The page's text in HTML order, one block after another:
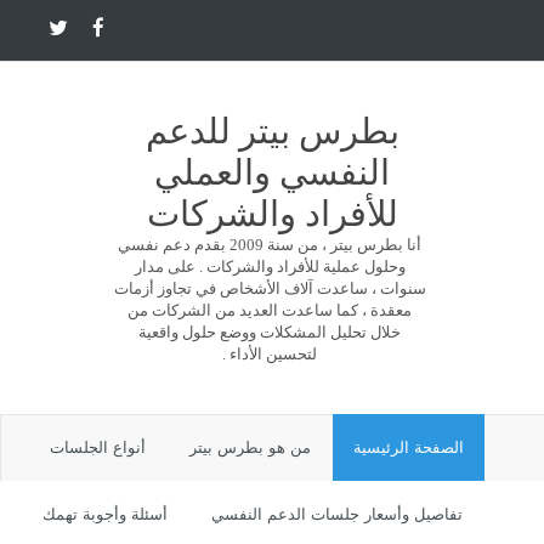
بطرس بيتر للدعم
النفسي والعملي
للأفراد والشركات
أنا بطرس بيتر ، من سنة 2009 بقدم دعم نفسي
وحلول عملية للأفراد والشركات . على مدار
سنوات ، ساعدت آلاف الأشخاص في تجاوز أزمات
معقدة ، كما ساعدت العديد من الشركات من
خلال تحليل المشكلات ووضع حلول واقعية
لتحسين الأداء .
الصفحة الرئيسية من هو بطرس بيتر أنواع الجلسات
تفاصيل وأسعار جلسات الدعم النفسي أسئلة وأجوبة تهمك